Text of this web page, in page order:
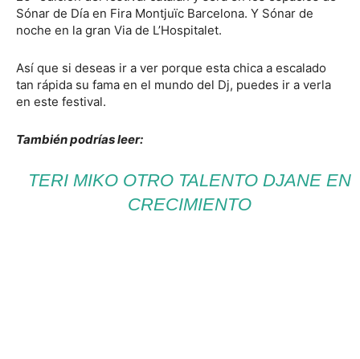
Sónar de Día en Fira Montjuïc Barcelona. Y Sónar de
noche en la gran Via de L’Hospitalet.
Así que si deseas ir a ver porque esta chica a escalado
tan rápida su fama en el mundo del Dj, puedes ir a verla
en este festival.
También podrías leer:
TERI MIKO OTRO TALENTO DJANE EN
CRECIMIENTO